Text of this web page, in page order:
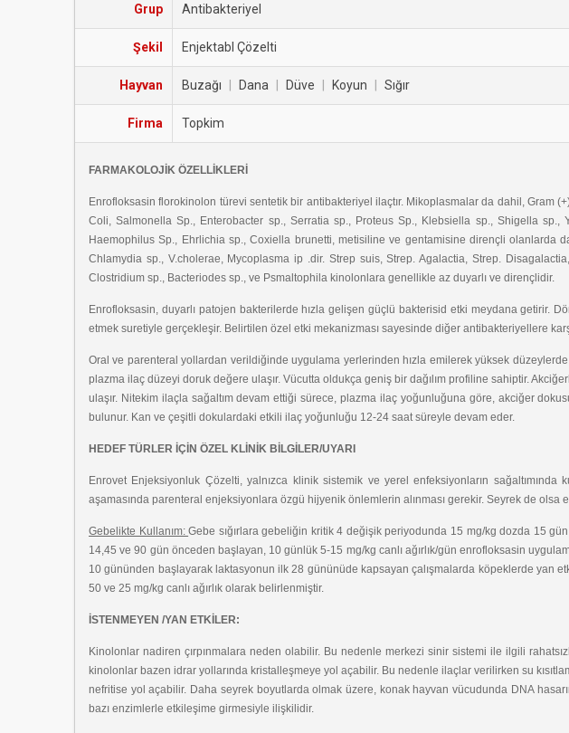
Grup Antibakteriyel
Şekil Enjektabl Çözelti
Hayvan Buzağı Dana Düve Koyun Sığır
Firma Topkim
FARMAKOLOJİK ÖZELLİKLERİ
Enrofloksasin florokinolon türevi sentetik bir antibakteriyel ilaçtır. Mikoplasmalar da dahil, Gram
Coli, Salmonella Sp., Enterobacter sp., Serratia sp., Proteus Sp., Klebsiella sp., Shigella
Haemophilus Sp., Ehrlichia sp., Coxiella brunetti, metisiline ve gentamisine dirençli
Chlamydia sp., V.cholerae, Mycoplasma ip .dir. Strep suis, Strep. Agalactia, Strep.
Clostridium sp., Bacteriodes sp., ve Psmaltophila kinolonlara genellikle az duyarlı ve dirençlidir.
Enrofloksasin, duyarlı patojen bakterilerde hızla gelişen güçlü bakterisid etki meydana
etmek suretiyle gerçekleşir. Belirtilen özel etki mekanizması sayesinde diğer antibakteriyellere
Oral ve parenteral yollardan verildiğinde uygulama yerlerinden hızla emilerek yüksek
plazma ilaç düzeyi doruk değere ulaşır. Vücutta oldukça geniş bir dağılım profiline sahiptir.
ulaşır. Nitekim ilaçla sağaltım devam ettiği sürece, plazma ilaç yoğunluğuna göre, akciğer
bulunur. Kan ve çeşitli dokulardaki etkili ilaç yoğunluğu 12-24 saat süreyle devam eder.
HEDEF TÜRLER İÇİN ÖZEL KLİNİK BİLGİLER/UYARI
Enrovet Enjeksiyonluk Çözelti, yalnızca klinik sistemik ve yerel enfeksiyonların sağaltımında
aşamasında parenteral enjeksiyonlara özgü hijyenik önlemlerin alınması gerekir. Seyrek de
Gebelikte Kullanım:Gebe sığırlara gebeliğin kritik 4 değişik periyodunda 15 mg/kg dozda 15
14,45 ve 90 gün önceden başlayan, 10 günlük 5-15 mg/kg canlı ağırlık/gün enrofloksasin
10 gününden başlayarak laktasyonun ilk 28 gününüde kapsayan çalışmalarda köpeklerde yan
50 ve 25 mg/kg canlı ağırlık olarak belirlenmiştir.
İSTENMEYEN /YAN ETKİLER:
Kinolonlar nadiren çırpınmalara neden olabilir. Bu nedenle merkezi sinir sistemi ile ilgili
kinolonlar bazen idrar yollarında kristalleşmeye yol açabilir. Bu nedenle ilaçlar verilirken su
nefritise yol açabilir. Daha seyrek boyutlarda olmak üzere, konak hayvan vücudunda DNA
bazı enzimlerle etkileşime girmesiyle ilişkilidir.